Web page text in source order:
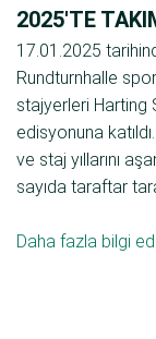
2025'TE
17.01.2025
Rundturnhalle
stajyerleri Harting
edisyonuna
ve staj yıllarını
sayıda taraftar
Daha fazla bilgi